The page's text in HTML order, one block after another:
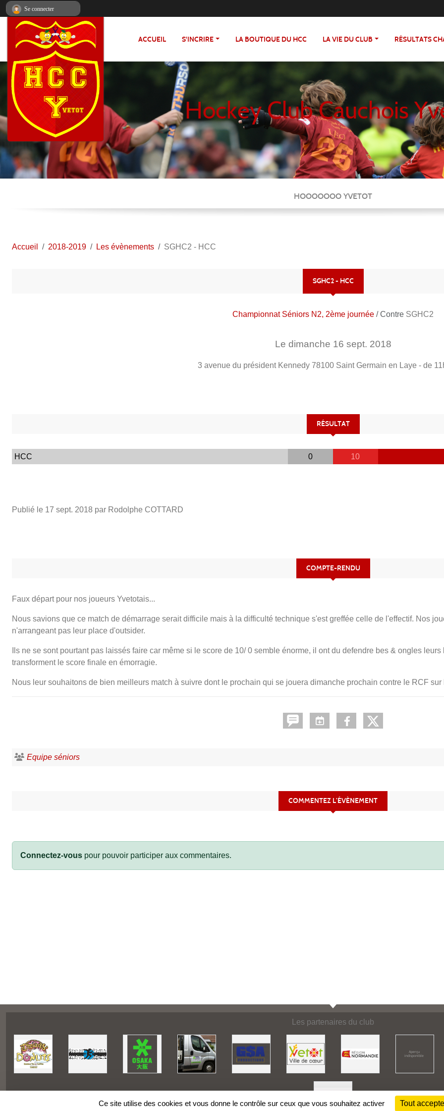
ACCUEIL S'INCRIRE LA BOUTIQUE DU HCC LA VIE DU CLUB RÉSULTATS
Hockey Club Cauchois
HOOOOOOO YVETOT
Accueil 2018-2019 Les évènements SGHC2 - HCC
SGHC2 - HCC
Championnat Séniors N2, 2ème journée / Contre SGHC2
Le dimanche 16 sept. 2018
3 avenue du président Kennedy 78100 Saint Germain en Laye - de
RÉSULTAT
HCC 0 10
Publié le 17 sept. 2018 par Rodolphe COTTARD
COMPTE-RENDU
Faux départ pour nos joueurs Yvetotais...
Nous savions que ce match de démarrage serait difficile mais à la difficulté technique s'est greffée celle de l'effectif. Nos
n'arrangeant pas leur place d'outsider.
Ils ne se sont pourtant pas laissés faire car même si le score de 10/ 0 semble énorme, il ont du defendre bes & ongles
transforment le score finale en émorragie.
Nous leur souhaitons de bien meilleurs match à suivre dont le prochain qui se jouera dimanche prochain contre le RCF
Equipe séniors
COMMENTEZ L’ÉVÈNEMENT
Connectez-vous pour pouvoir participer aux commentaires.
Les partenaires du club
Se connecter
Panneau de gestion des cookies
Ce site utilise des cookies et vous donne le contrôle sur ceux que vous souhaitez activer Tout